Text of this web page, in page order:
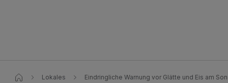
Lokales Eindringliche Warnung vor Glätte und Eis am